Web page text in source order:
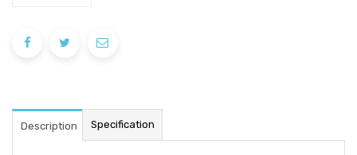
Description Specification